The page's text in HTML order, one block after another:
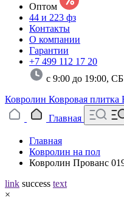
Оптом
44 и 223 фз
Контакты
О компании
Гарантии
+7 499 112 17 20
с 9:00 до 19:00,
Ковролин Ковровая плитка
Главная
Главная
Ковролин на пол
Ковролин Прованс
link success text
×